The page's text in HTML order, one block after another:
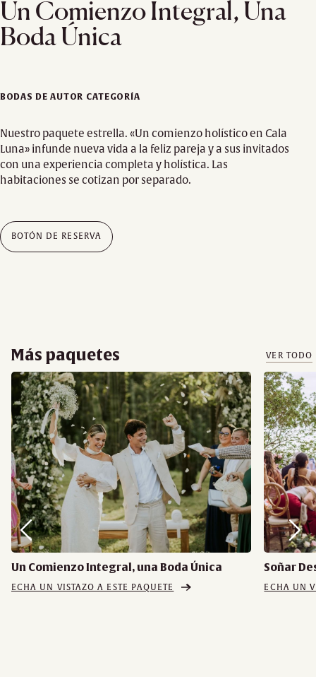
Un Comienzo Integral, Una
Boda Única
BODAS DE AUTOR CATEGORÍA
Nuestro paquete estrella. «Un comienzo holístico en Cala
Luna» infunde nueva vida a la feliz pareja y a sus invitados
con una experiencia completa y holística. Las
habitaciones se cotizan por separado.
BOTÓN DE RESERVA
Más paquetes VER TODO
Un Comienzo Integral, una Boda Única
ECHA UN VISTAZO A ESTE PAQUETE
Soñar
ECHA UN